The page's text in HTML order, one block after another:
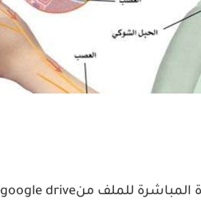
المباشرة للملف منgoogle drive